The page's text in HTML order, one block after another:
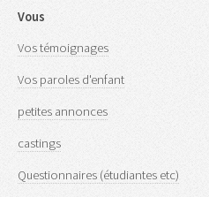
Vous
Vos témoignages
Vos paroles d'enfant
petites annonces
castings
Questionnaires (étudiantes etc)